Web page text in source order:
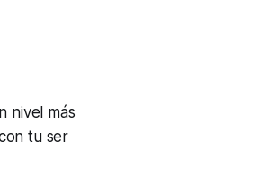
nivel más
tu ser